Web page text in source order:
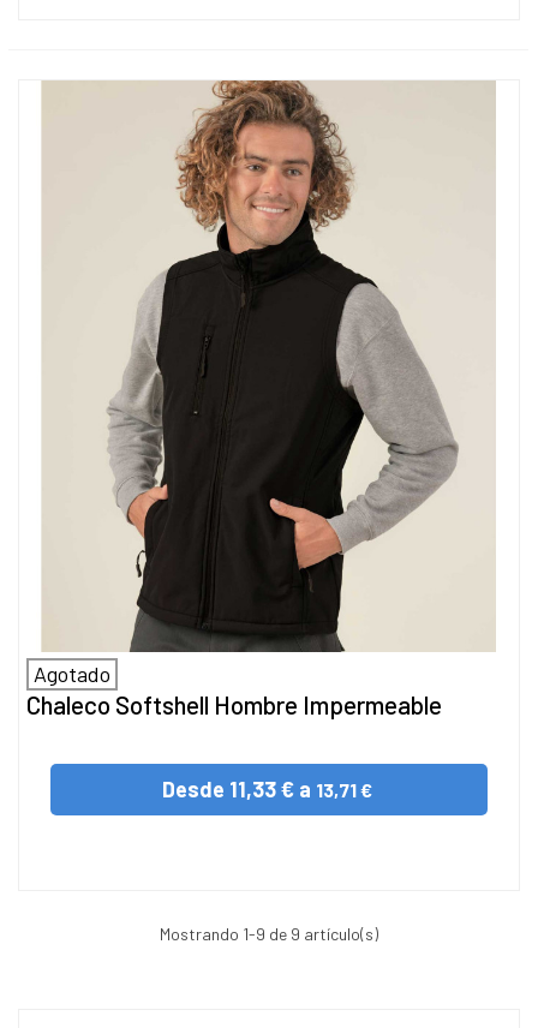
Agotado
Chaleco Softshell Hombre Impermeable
Desde 11,33 € a 13,71 €
Mostrando 1-9 de 9 artículo(s)